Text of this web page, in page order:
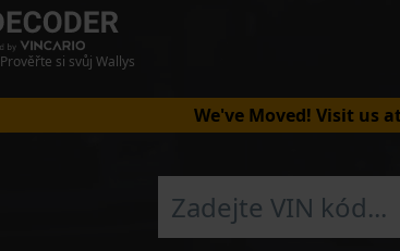
Prověřte si svůj Wallys
We've Moved! Visit us